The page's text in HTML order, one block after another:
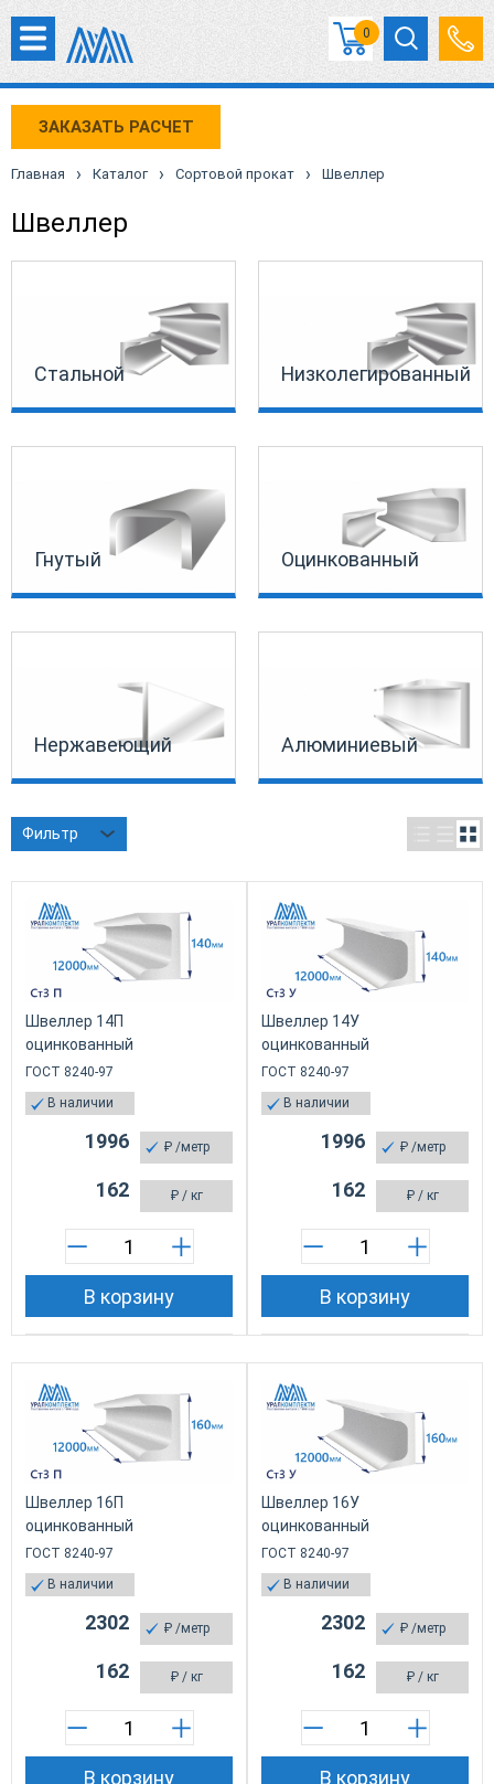
0
ЗАКАЗАТЬ РАСЧЕТ
Главная › Каталог › Сортовой прокат › Швеллер
Швеллер
Стальной Низколегированный
Гнутый Оцинкованный
Нержавеющий Алюминиевый
Фильтр
Швеллер 14П
оцинкованный
ГОСТ 8240-97
В наличии
₽/метр
1996
₽ / кг
162
В корзину
Швеллер 14У
оцинкованный
ГОСТ 8240-97
В наличии
₽/метр
1996
₽ / кг
162
В корзину
Швеллер 16П
оцинкованный
ГОСТ 8240-97
В наличии
₽/метр
2302
₽ / кг
162
В корзину
Швеллер 16У
оцинкованный
ГОСТ 8240-97
В наличии
₽/метр
2302
₽ / кг
162
В корзину